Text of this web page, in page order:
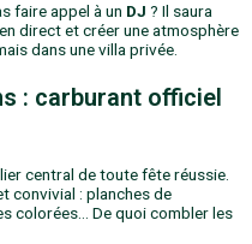
faire appel à un DJ ? Il saura
direct et créer une atmosphère
dans une villa privée.
: carburant officiel
central de toute fête réussie.
convivial : planches de
colorées… De quoi combler les